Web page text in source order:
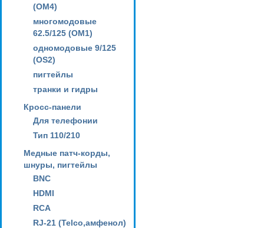
(OM4)
многомодовые
62.5/125 (OM1)
одномодовые 9/125
(OS2)
пигтейлы
транки и гидры
Кросс-панели
Для телефонии
Тип 110/210
Медные патч-корды,
шнуры, пигтейлы
BNC
HDMI
RCA
RJ-21 (Telco,амфенол)